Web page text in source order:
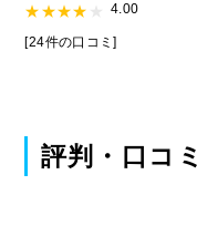
4.00
[24件の口コミ]
評判・口コミ